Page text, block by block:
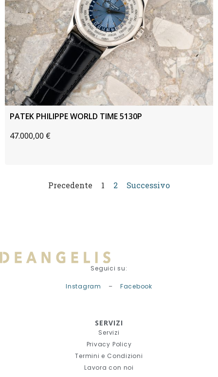
PATEK PHILIPPE WORLD TIME 5130P
47.000,00 €
Precedente 1 2 Successivo
Seguici su:
Instagram – Facebook
SERVIZI
Servizi
Privacy Policy
Termini e Condizioni
Lavora con noi